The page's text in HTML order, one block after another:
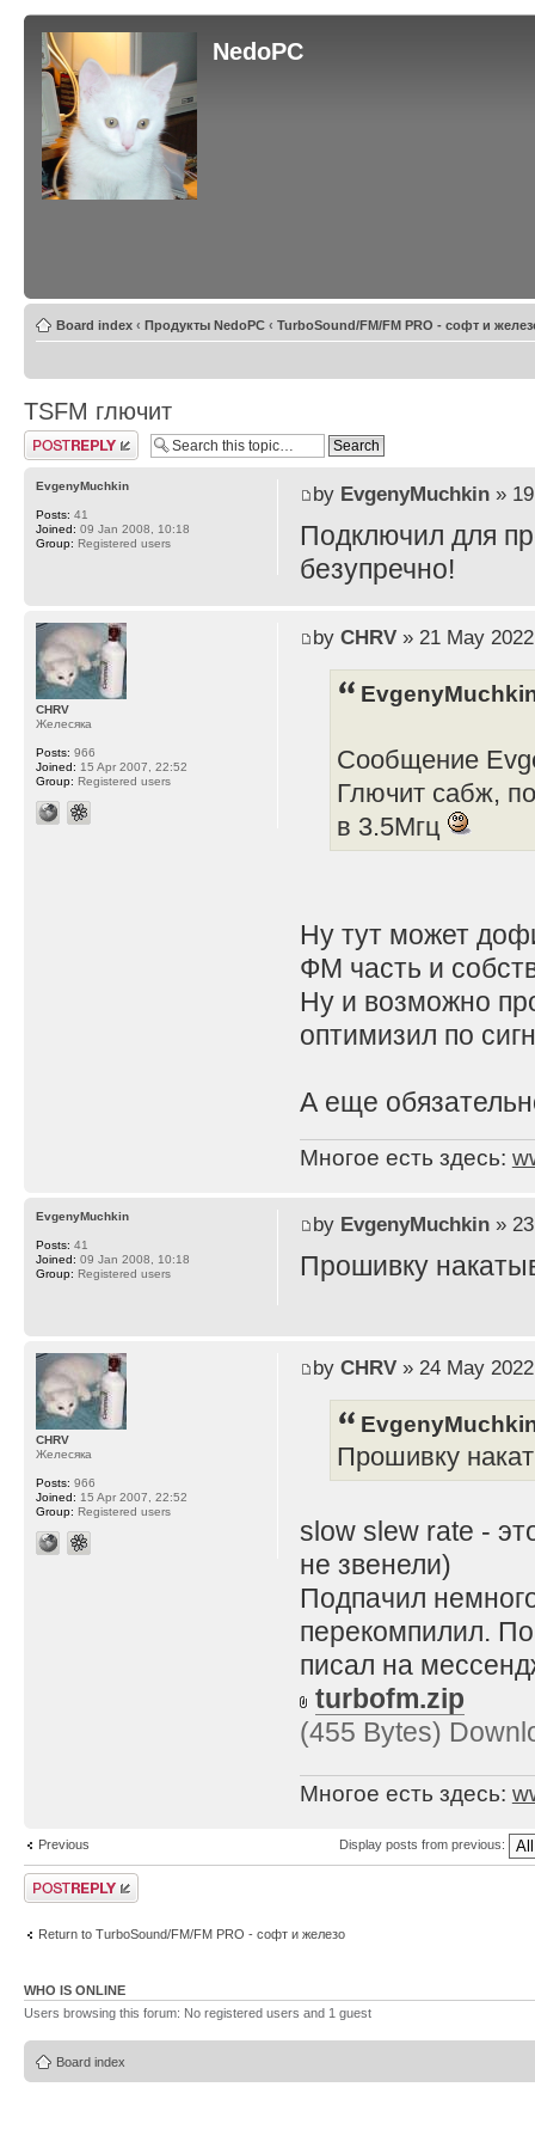
NedoPC
Board index ‹ Продукты NedoPC ‹ TurboSound/FM/FM PRO - софт и
TSFM глючит
Post a reply
by EvgenyMuchkin» 19
Подключил для
безупречно!
EvgenyMuchkin
Posts: 41
Joined: 09 Jan 2008, 10:18
Group: Registered users
by CHRV» 21 May
Сообщение
Глючит сабж,
в 3.5Мгц
Ну тут может
ФМ часть и
Ну и возможно
оптимизил по
А еще
Многое есть здесь:
CHRV
Желесяка
Posts: 966
Joined: 15 Apr 2007, 22:52
Group: Registered users
by EvgenyMuchkin» 23
Прошивку
EvgenyMuchkin
Posts: 41
Joined: 09 Jan 2008, 10:18
Group: Registered users
by CHRV» 24 May
Прошивку
slow slew rate -
не звенели)
Подпачил
перекомпилил.
писал на
turbofm.zip
(455 Bytes)
Многое есть здесь:
CHRV
Желесяка
Posts: 966
Joined: 15 Apr 2007, 22:52
Group: Registered users
Previous Display posts from previous:
Post a reply
Return to TurboSound/FM/FM PRO - софт и железо
WHO IS ONLINE
Users browsing this forum: No registered users and 1 guest
Board index